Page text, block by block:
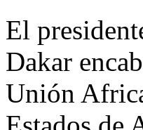
El
Dakar
Unión